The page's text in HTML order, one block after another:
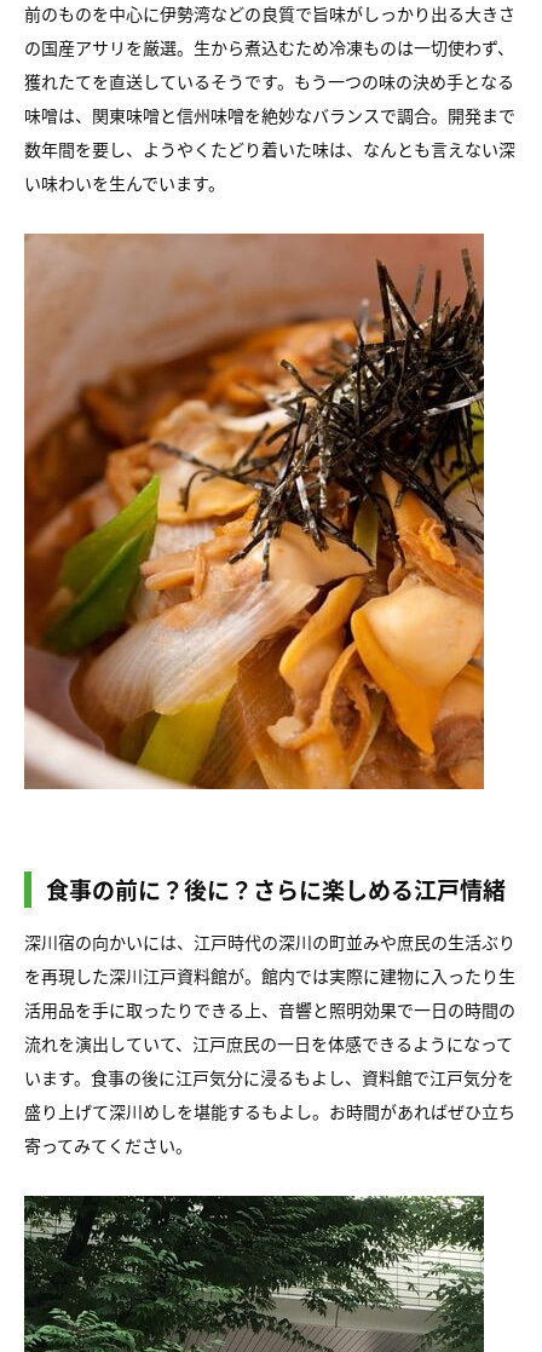
前のものを中心に伊勢湾などの良質で旨味がしっかり出る大きさ
の国産アサリを厳選。生から煮込むため冷凍ものは一切使わず、
獲れたてを直送しているそうです。もう一つの味の決め手となる
味噌は、関東味噌と信州味噌を絶妙なバランスで調合。開発まで
数年間を要し、ようやくたどり着いた味は、なんとも言えない深
い味わいを生んでいます。
食事の前に？後に？さらに楽しめる江戸情緒
深川宿の向かいには、江戸時代の深川の町並みや庶民の生活ぶり
を再現した深川江戸資料館が。館内では実際に建物に入ったり生
活用品を手に取ったりできる上、音響と照明効果で一日の時間の
流れを演出していて、江戸庶民の一日を体感できるようになって
います。食事の後に江戸気分に浸るもよし、資料館で江戸気分を
盛り上げて深川めしを堪能するもよし。お時間があればぜひ立ち
寄ってみてください。